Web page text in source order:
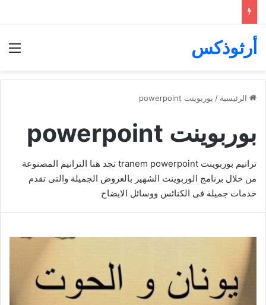
أرثوذكس
الرئيسية / بوربوينت powerpoint
بوربوينت powerpoint
ترانيم بوربوينت tranem powerpoint تجد هنا الترانيم المصنوعة
من خلال برنامج الوربوينت الشهير بالعروض الجميلة والتى تقدم
خدمات جميلة فى الكنائس ووسائل الايضاح